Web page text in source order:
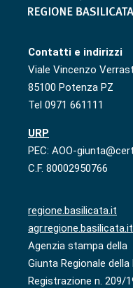
Contatti e indirizzi
Viale Vincenzo
85100 Potenza PZ
Tel 0971 661111
URP
PEC: AOO-
C.F. 80002950766
regione.basilicata.it
agr.regione.basilicata.it
Agenzia stampa della
Giunta Regionale
Registrazione n. 209/